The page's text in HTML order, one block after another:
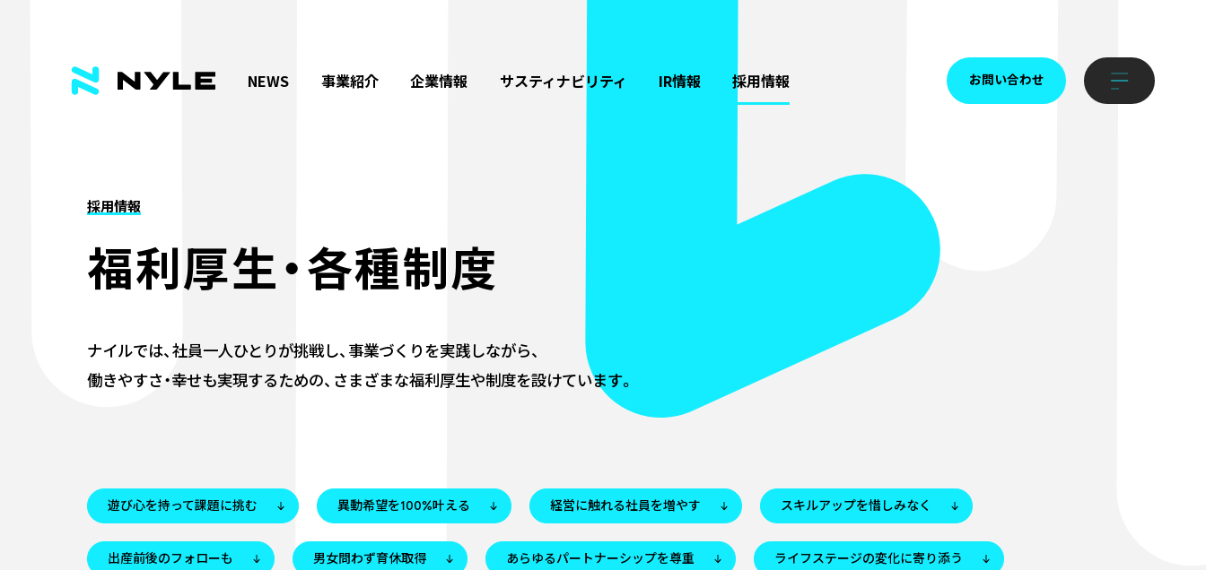
NEWS 事業紹介 企業情報 サスティナビリティ IR情報 採用情報 お問い合わせ
採用情報
福利厚生・各種制度
ナイルでは、社員一人ひとりが挑戦し、 事業づくりを実践しながら、
働きやすさ・幸せも実現するための、 さまざまな福利厚生や制度を設けています。
遊び心を持って課題に挑む 異動希望を100%叶える 経営に触れる社員を増やす スキルアップを惜しみなく
出産前後のフォローも 男女問わず育休取得 あらゆるパートナーシップを尊重 ライフステージの変化に寄り添う